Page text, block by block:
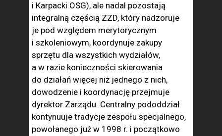
i Karpacki OSG), ale nadal pozostają
integralną częścią ZZD, który nadzoruje
je pod względem merytorycznym
i szkoleniowym, koordynuje zakupy
sprzętu dla wszystkich wydziałów,
a w razie konieczności skierowania
do działań więcej niż jednego z nich,
dowodzenie i koordynację przejmuje
dyrektor Zarządu. Centralny pododdział
kontynuuje tradycje zespołu specjalnego,
powołanego już w 1998 r. i początkowo